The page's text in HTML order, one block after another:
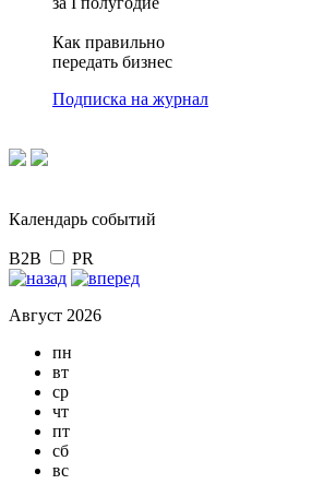
Как правильно
передать бизнес
Подписка на журнал
Календарь событий
B2B PR
Август 2026
пн
вт
ср
чт
пт
сб
вс